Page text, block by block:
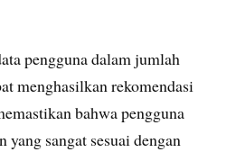
pengguna dalam jumlah
menghasilkan rekomendasi
bahwa pengguna
yang sangat sesuai dengan